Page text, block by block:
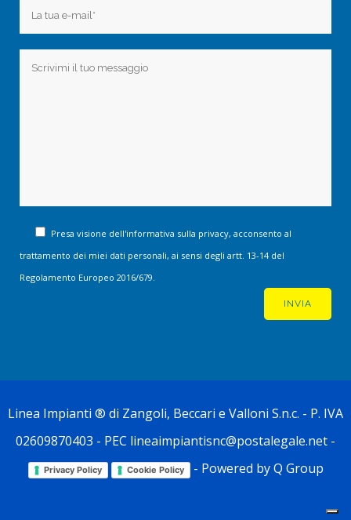
Presa visione dell'informativa sulla privacy, acconsento al
trattamento dei miei dati personali, ai sensi degli artt. 13-14 del
Regolamento Europeo 2016/679.
Linea Impianti ® di Zangoli, Beccari e Valloni S.n.c. - P. IVA
02609870403 - PEC lineaimpiantisnc@postalegale.net -
Privacy Policy Cookie Policy - Powered byQ Group